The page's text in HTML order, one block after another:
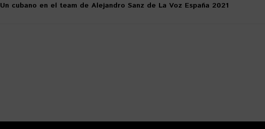
Un cubano en el team de Alejandro Sanz de La Voz España 2021